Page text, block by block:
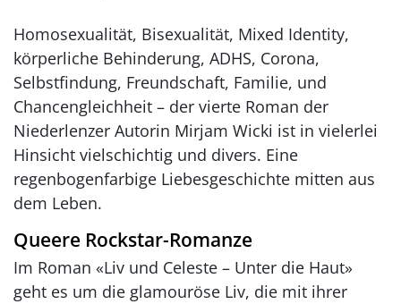
Homosexualität, Bisexualität, Mixed Identity,
körperliche Behinderung, ADHS, Corona,
Selbstfindung, Freundschaft, Familie, und
Chancengleichheit – der vierte Roman der
Niederlenzer Autorin Mirjam Wicki ist in vielerlei
Hinsicht vielschichtig und divers. Eine
regenbogenfarbige Liebesgeschichte mitten aus
dem Leben.
Queere Rockstar-Romanze
Im Roman «Liv und Celeste – Unter die Haut»
geht es um die glamouröse Liv, die mit ihrer